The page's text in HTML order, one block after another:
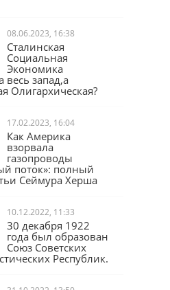
08.06.2023, 16:38
Сталинская
Социальная
Экономика
Олигархическая?
17.02.2023, 16:04
Как Америка
взорвала
газопроводы
Сеймура Херша
10.12.2022, 11:33
30 декабря 1922
года был образован
Республик.